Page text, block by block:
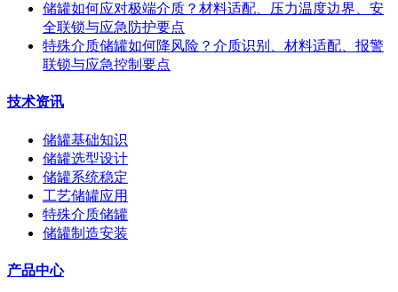
储罐如何应对极端介质？材料适配、压力温度边界、安
全联锁与应急防护要点
特殊介质储罐如何降风险？介质识别、材料适配、报警
联锁与应急控制要点
技术资讯
储罐基础知识
储罐选型设计
储罐系统稳定
工艺储罐应用
特殊介质储罐
储罐制造安装
产品中心